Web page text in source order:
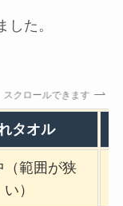
た。
スクロールできます
タオル
（範囲が狭
い）